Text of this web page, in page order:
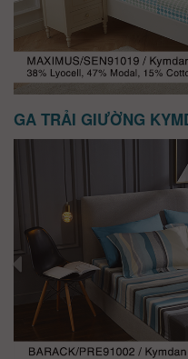
GA TRẢI GIƯỜNG